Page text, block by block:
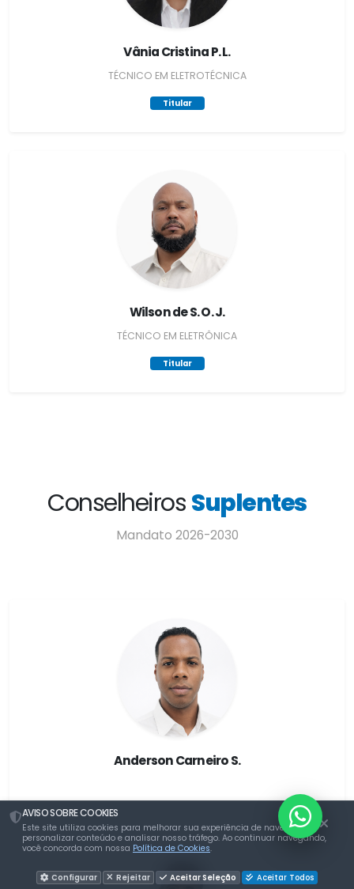
Vânia Cristina P. L.
TÉCNICO EM ELETROTÉCNICA
Titular
Wilson de S. O. J.
TÉCNICO EM ELETRÔNICA
Titular
ConselheirosSuplentes
Mandato 2026-2030
Anderson Carneiro S.
AVISO SOBRE COOKIES
Este site utiliza cookies para melhorar sua experiência de navegação,
personalizar conteúdo e analisar nosso tráfego. Ao continuar navegando,
você concorda com nossa Política de Cookies.
Configurar Rejeitar Aceitar Seleção Aceitar Todos